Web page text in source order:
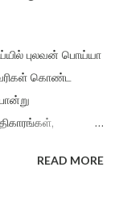
புலவன் பொய்யா
கொண்ட
சாராக அமைத்து
READ MORE